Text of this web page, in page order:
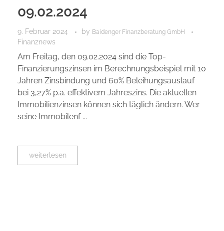
09.02.2024
9. Februar 2024 by Baidenger Finanzberatung GmbH
Finanznews
Am Freitag, den 09.02.2024 sind die Top-
Finanzierungszinsen im Berechnungsbeispiel mit 10
Jahren Zinsbindung und 60% Beleihungsauslauf
bei 3,27% p.a. effektivem Jahreszins. Die aktuellen
Immobilienzinsen können sich täglich ändern. Wer
seine Immobilenf ...
weiterlesen